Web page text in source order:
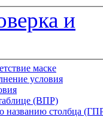
и
маске
условия
(ВПР)
названию столбца